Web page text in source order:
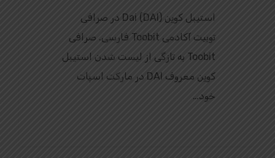
استیبل کوین Dai (DAI) در صرافی
توبیت آکادمی Toobit فارسی. صرافی
Toobit به‌ تازگی از لیست شدن استیبل‌
کوین معروف DAI در مارکت اسپات
خود…